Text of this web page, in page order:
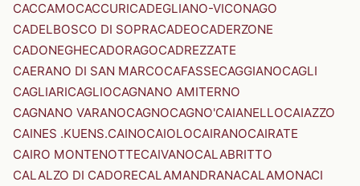
CACCAMOCACCURICADEGLIANO-VICONAGO
CADELBOSCO DI SOPRACADEOCADERZONE
CADONEGHECADORAGOCADREZZATE
CAERANO DI SAN MARCOCAFASSECAGGIANOCAGLI
CAGLIARICAGLIOCAGNANO AMITERNO
CAGNANO VARANOCAGNOCAGNO'CAIANELLOCAIAZZO
CAINES .KUENS.CAINOCAIOLOCAIRANOCAIRATE
CAIRO MONTENOTTECAIVANOCALABRITTO
CALALZO DI CADORECALAMANDRANACALAMONACI